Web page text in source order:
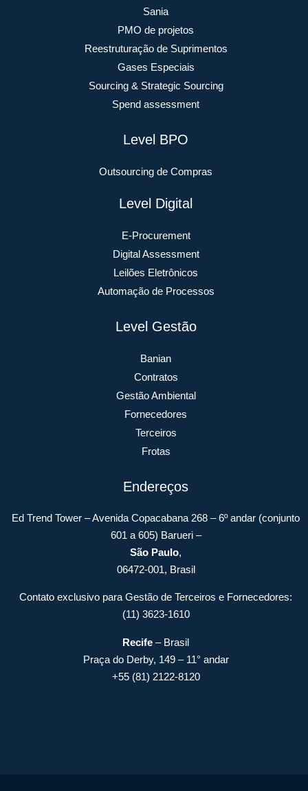
Sania
PMO de projetos
Reestruturação de Suprimentos
Gases Especiais
Sourcing & Strategic Sourcing
Spend assessment
Level BPO
Outsourcing de Compras
Level Digital
E-Procurement
Digital Assessment
Leilões Eletrônicos
Automação de Processos
Level Gestão
Banian
Contratos
Gestão Ambiental
Fornecedores
Terceiros
Frotas
Endereços
Ed Trend Tower – Avenida Copacabana 268 – 6º andar (conjunto
601 a 605) Barueri –
São Paulo,
06472-001, Brasil
Contato exclusivo para Gestão de Terceiros e Fornecedores:
(11) 3623-1610
Recife – Brasil
Praça do Derby, 149 – 11° andar
+55 (81) 2122-8120